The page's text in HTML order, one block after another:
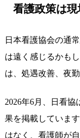
看護政策は
日本看護協会の通
は遠く感じるかも
は、処遇改善、夜
2026年6月、日看
果を掲載していま
はなく、看護師が